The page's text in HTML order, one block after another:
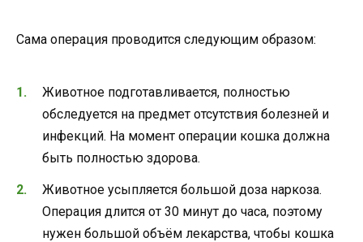
Сама операция проводится следующим образом:
Животное подготавливается, полностью
обследуется на предмет отсутствия болезней и
инфекций. На момент операции кошка должна
быть полностью здорова.
Животное усыпляется большой доза наркоза.
Операция длится от 30 минут до часа, поэтому
нужен большой объём лекарства, чтобы кошка